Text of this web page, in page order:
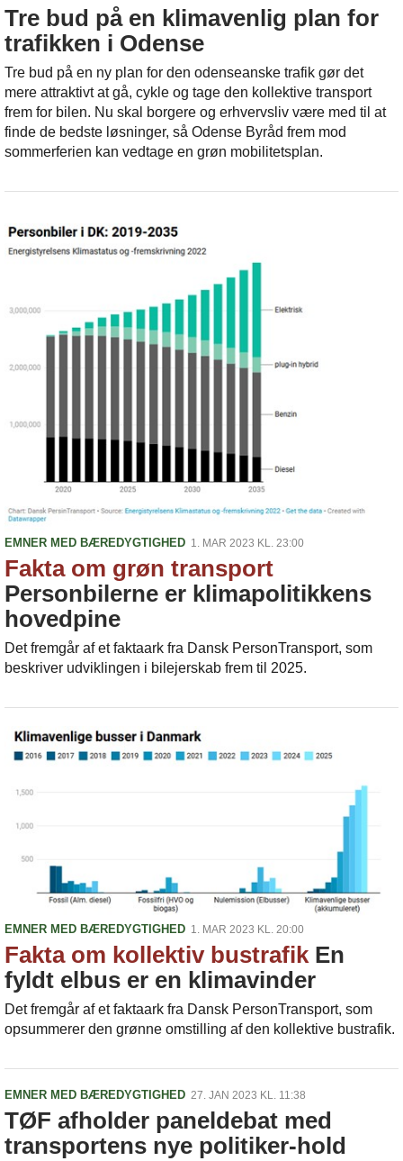
Tre bud på en klimavenlig plan for
trafikken i Odense
Tre bud på en ny plan for den odenseanske trafik gør det
mere attraktivt at gå, cykle og tage den kollektive transport
frem for bilen. Nu skal borgere og erhvervsliv være med til at
finde de bedste løsninger, så Odense Byråd frem mod
sommerferien kan vedtage en grøn mobilitetsplan.
EMNER MED BÆREDYGTIGHED 1. MAR 2023 KL. 23:00
Fakta om grøn transport
Personbilerne er klimapolitikkens
hovedpine
Det fremgår af et faktaark fra Dansk PersonTransport, som
beskriver udviklingen i bilejerskab frem til 2025.
EMNER MED BÆREDYGTIGHED 1. MAR 2023 KL. 20:00
Fakta om kollektiv bustrafikEn
fyldt elbus er en klimavinder
Det fremgår af et faktaark fra Dansk PersonTransport, som
opsummerer den grønne omstilling af den kollektive bustrafik.
EMNER MED BÆREDYGTIGHED 27. JAN 2023 KL. 11:38
TØF afholder paneldebat med
transportens nye politiker-hold